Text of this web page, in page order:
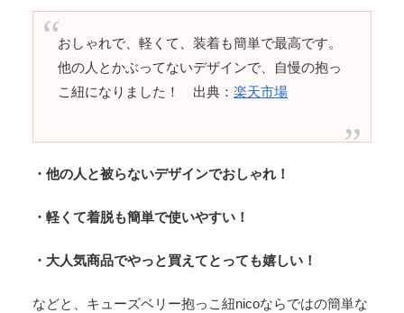
おしゃれで、軽くて、装着も簡単で最高です。
他の人とかぶってないデザインで、自慢の抱っ
こ紐になりました！ 出典： 楽天市場
・他の人と被らないデザインでおしゃれ！
・軽くて着脱も簡単で使いやすい！
・大人気商品でやっと買えてとっても嬉しい！
などと、キューズベリー抱っこ紐nicoならではの簡単な